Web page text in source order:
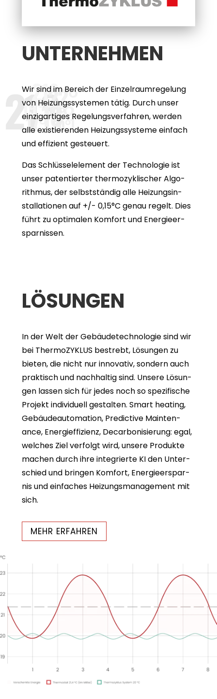
UNTER­NEH­MEN
Wir sind im Bereich der Ein­zel­raum­re­ge­lung
von Hei­zungs­sys­te­men tätig. Durch unser
ein­zig­ar­ti­ges Rege­lungs­ver­fah­ren, wer­den
alleexis­tie­ren­den Hei­zungs­sys­temeein­fach
und effi­zi­ent gesteu­ert.
Das Schlüs­sel­ele­ment der Tech­no­lo­gie ist
unser paten­tier­ter ther­mo­zy­kli­scher Algo­
rith­mus, derselbst­stän­digalle Hei­zungs­in­
stal­la­tio­nenauf +/- 0,15°C genauregelt. Dies
führt zu opti­ma­len Kom­fort und Ener­gie­er­
spar­nis­sen.
LÖSUN­GEN
In der Welt der Gebäu­de­tech­no­lo­gie sind wir
bei ThermoZYKLUS bestrebt, Lösun­gen zu
bie­ten, die nicht nur inno­va­tiv, son­dern auch
prak­tisch und nach­hal­tig sind. Unsere Lösun­
gen las­sen sich für jedes noch so spe­zi­fi­sche
Pro­jekt indi­vi­du­ell gestal­ten. Smart hea­ting,
Gebäu­de­au­to­ma­tion, Pre­dic­tive Main­ten­
ance, Ener­gie­ffi­zi­enz, Decar­bo­ni­sie­rung: egal,
wel­ches Ziel ver­folgt wird, unsere Pro­dukte
machen durch ihre inte­grierte KI den Unter­
schied und brin­gen Kom­fort, Ener­gie­er­spar­
nis und ein­fa­ches Hei­zungs­ma­nage­ment mit
sich.
MEHR ERFAH­REN